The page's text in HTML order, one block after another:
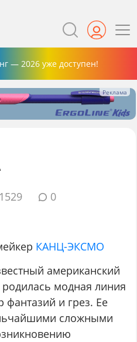
— 2026 уже доступен!
1529 0
КАНЦ-ЭКСМО
американский
модная линия
и грез. Ее
сложными